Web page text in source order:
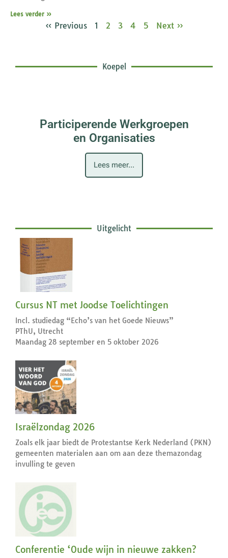
Lees verder »
« Previous 1 2 3 4 5 Next »
Koepel
Participerende Werkgroepen
en Organisaties
Lees meer...
Uitgelicht
Cursus NT met Joodse Toelichtingen
Incl. studiedag “Echo’s van het Goede Nieuws”
PThU, Utrecht
Maandag 28 september en 5 oktober 2026
Israëlzondag 2026
Zoals elk jaar biedt de Protestantse Kerk Nederland (PKN)
gemeenten materialen aan om aan deze themazondag
invulling te geven
Conferentie ‘Oude wijn in nieuwe zakken?